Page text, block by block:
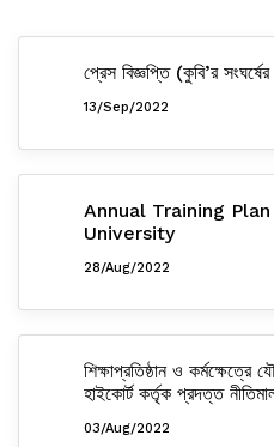
প্রেস বিজ্ঞপ্তি (কুবি’র
13/Sep/2022
Annual Training
University
28/Aug/2022
শিক্ষাপ্রতিষ্ঠান ও কর্মক্ষেত্রে
হাইকোর্ট কর্তৃক প্রদত্ত
03/Aug/2022